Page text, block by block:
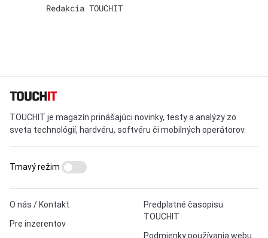
Redakcia TOUCHIT
TOUCHIT je magazín prinášajúci novinky, testy a analýzy zo
sveta technológií, hardvéru, softvéru či mobilných operátorov.
O nás / Kontakt
Pre inzerentov
Predplatné časopisu
TOUCHIT
Podmienky používania webu
Tmavý režim